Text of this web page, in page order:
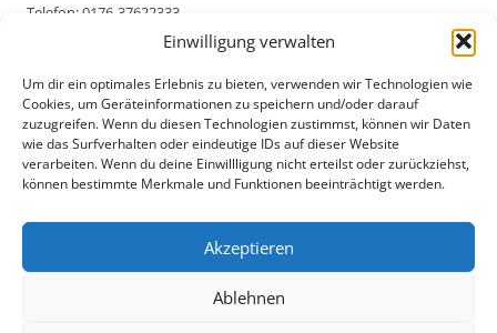
Einwilligung verwalten
Um dir ein optimales Erlebnis zu bieten, verwenden wir Technologien wie
Cookies, um Geräteinformationen zu speichern und/oder darauf
zuzugreifen. Wenn du diesen Technologien zustimmst, können wir Daten
wie das Surfverhalten oder eindeutige IDs auf dieser Website
verarbeiten. Wenn du deine Einwillligung nicht erteilst oder zurückziehst,
können bestimmte Merkmale und Funktionen beeinträchtigt werden.
Akzeptieren
Ablehnen
Telefon: 0176-37622333
Datenschutzerklärung